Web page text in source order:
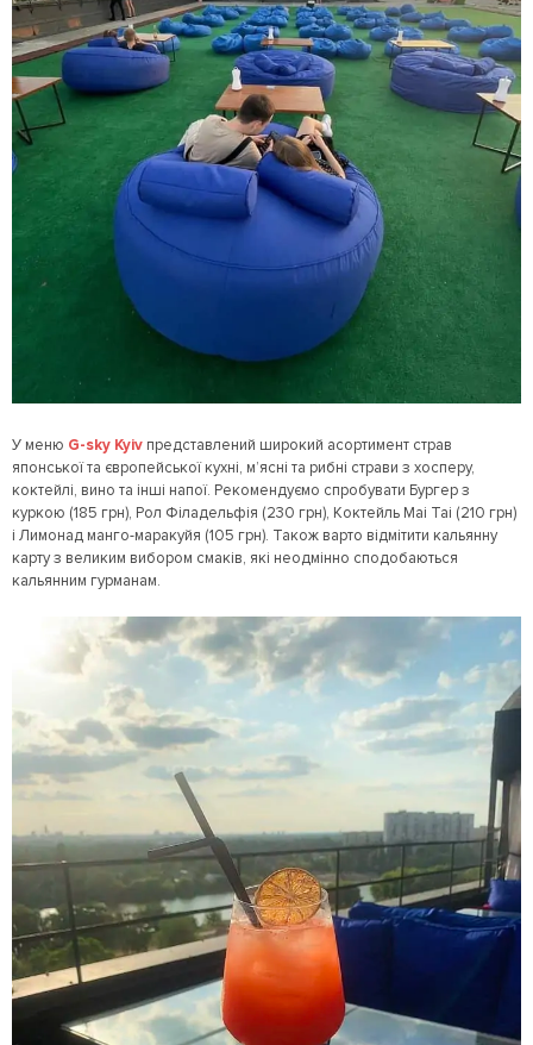
У меню G-sky Kyiv представлений широкий асортимент страв
японської та європейської кухні, м’ясні та рибні страви з хосперу,
коктейлі, вино та інші напої. Рекомендуємо спробувати Бургер з
куркою (185 грн), Рол Філадельфія (230 грн), Коктейль Mai Tai (210 грн)
і Лимонад манго-маракуйя (105 грн). Також варто відмітити кальянну
карту з великим вибором смаків, які неодмінно сподобаються
кальянним гурманам.